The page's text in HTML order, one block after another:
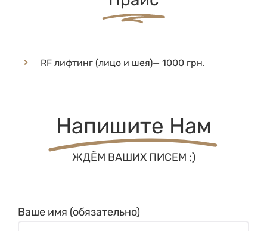
RF лифтинг (лицо и шея)— 1000 грн.
Напишите Нам
ЖДЁМ ВАШИХ ПИСЕМ ;)
Ваше имя (обязательно)